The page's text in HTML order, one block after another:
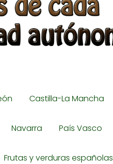
Castilla-La Mancha
Navarra País Vasco
Frutas y verduras españolas